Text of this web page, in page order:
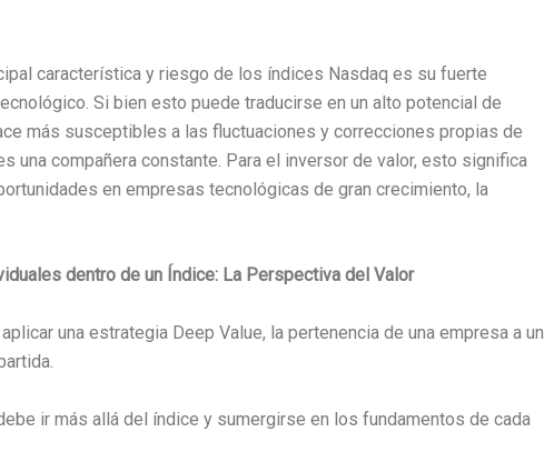
característica y riesgo de los índices Nasdaq es su fuerte
Si bien esto puede traducirse en un alto potencial de
más susceptibles a las fluctuaciones y correcciones propias de
una compañera constante. Para el inversor de valor, esto significa
en empresas tecnológicas de gran crecimiento, la
dentro de un Índice: La Perspectiva del Valor
una estrategia Deep Value, la pertenencia de una empresa a un
ir más allá del índice y sumergirse en los fundamentos de cada